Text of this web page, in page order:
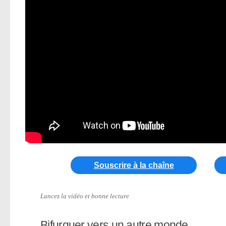
Souscrire à la chaîne
Lancez la vidéo et bonne lecture